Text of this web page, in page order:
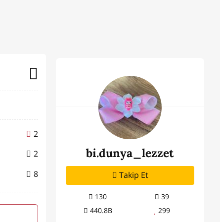
2
2
8
bi.dunya_lezzet
Takip Et
130
39
440.8B
299